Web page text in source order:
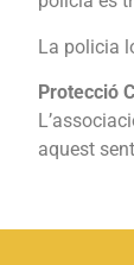
La policia
Protecció
aquest